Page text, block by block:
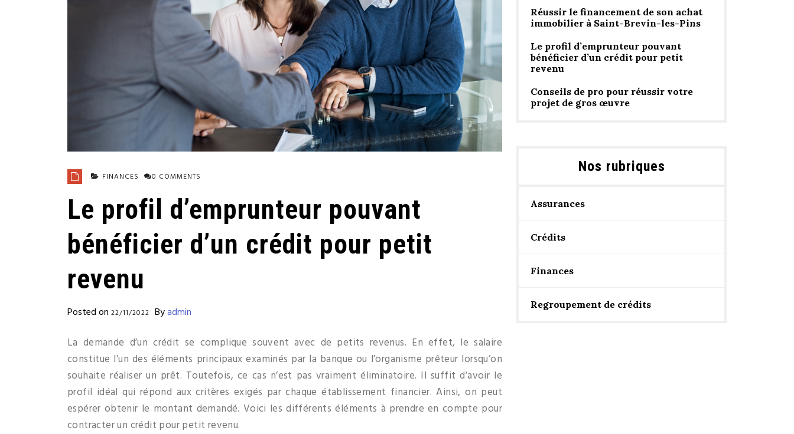
FINANCES 0 COMMENTS
Le profil d’emprunteur pouvant
bénéficier d’un crédit pour petit
revenu
Posted on 22/11/2022 Byadmin
La demande d’un crédit se complique souvent avec de petits revenus. En effet, le salaire
constitue l’un des éléments principaux examinés par la banque ou l’organisme prêteur lorsqu’on
souhaite réaliser un prêt. Toutefois, ce cas n’est pas vraiment éliminatoire. Il suffit d’avoir le
profil idéal qui répond aux critères exigés par chaque établissement financier. Ainsi, on peut
espérer obtenir le montant demandé. Voici les différents éléments à prendre en compte pour
contracter un crédit pour petit revenu.
Réussir le financement de son achat
immobilier à Saint-Brevin-les-Pins
Le profil d’emprunteur pouvant
bénéficier d’un crédit pour petit
revenu
Conseils de pro pour réussir votre
projet de gros œuvre
Nos rubriques
Assurances
Crédits
Finances
Regroupement de crédits